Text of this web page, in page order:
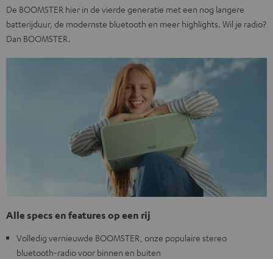
De BOOMSTER hier in de vierde generatie met een nog langere
batterijduur, de modernste bluetooth en meer highlights. Wil je radio?
Dan BOOMSTER.
Alle specs en features op een rij
Volledig vernieuwde BOOMSTER, onze populaire stereo
bluetooth-radio voor binnen en buiten